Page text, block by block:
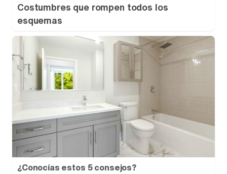
Costumbres que rompen todos los
esquemas
¿Conocías estos 5 consejos?